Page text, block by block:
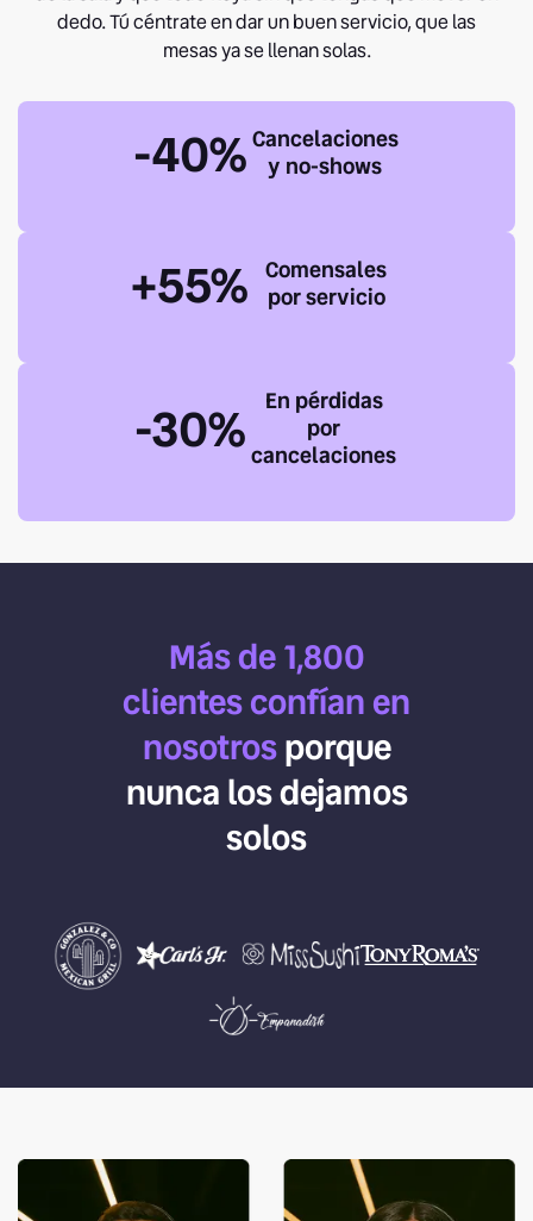
dedo. Tú céntrate en dar un buen servicio, que las
mesas ya se llenan solas.
-40%Cancelaciones
y no-shows
+55% Comensales
por servicio
-30%
En pérdidas
por
cancelaciones
Más de 1,800
clientes confían en
nosotrosporque
nunca los dejamos
solos